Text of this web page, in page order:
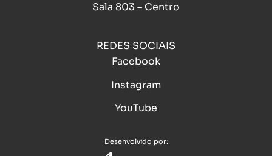
Sala 803 – Centro
REDES SOCIAIS
Facebook
Instagram
YouTube
Desenvolvido por: